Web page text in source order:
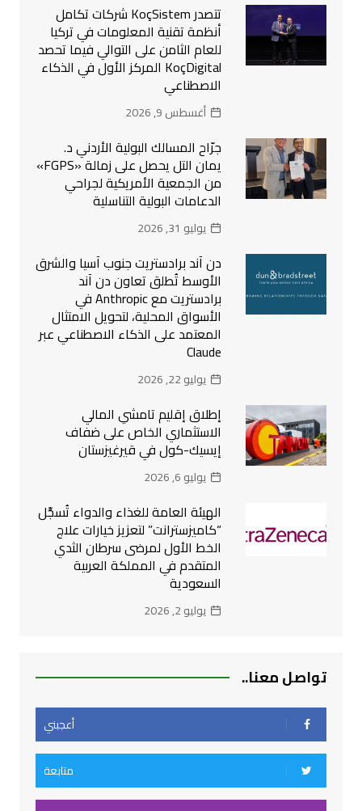
تتصدر KoçSistem شركات تكامل
أنظمة تقنية المعلومات في تركيا
للعام الثامن على التوالي فيما تحصد
KoçDigital المركز الأول في الذكاء
الاصطناعي
أغسطس 9, 2026
جرّاح المسالك البولية الأردني د.
يمان التل يحصل على زمالة «FGPS»
من الجمعية الأمريكية لجراحي
الدعامات البولية التناسلية
يوليو 31, 2026
دن آند برادستريت جنوب آسيا والشرق
الأوسط تُطلق تعاون دن آند
برادستريت مع Anthropic في
الأسواق المحلية، لتحويل الامتثال
المعتمد على الذكاء الاصطناعي عبر
Claude
يوليو 22, 2026
إطلاق إقليم تامشي المالي
الاستثماري الخاص على ضفاف
إيسيك-كول في قيرغيزستان
يوليو 6, 2026
الهيئة العامة للغذاء والدواء تُسجِّل
“كاميزسترانت” لتعزيز خيارات علاج
الخط الأول لمرضى سرطان الثدي
المتقدم في المملكة العربية
السعودية
يوليو 2, 2026
تواصل معنا..
أعجبني
متابعة